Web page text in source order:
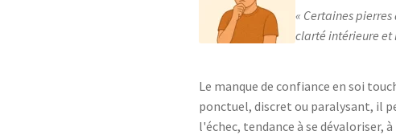
Certaines
clarté intérieure
Le manque de confiance en soi
ponctuel, discret ou paralysant, il
l'échec, tendance à se dévaloriser,